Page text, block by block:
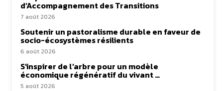
d’Accompagnement des Transitions
7 août 2026
Soutenir un pastoralisme durable en faveur de
socio-écosystèmes résilients
6 août 2026
S’inspirer de l’arbre pour un modèle
économique régénératif du vivant …
5 août 2026